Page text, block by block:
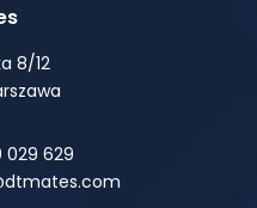
8/12
029 629